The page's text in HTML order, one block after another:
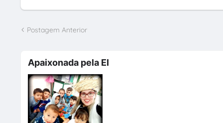
Postagem Anterior
Apaixonada pela EI